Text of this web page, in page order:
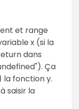
et range
x (si la
dans
Ça
la fonction y.
saisir la